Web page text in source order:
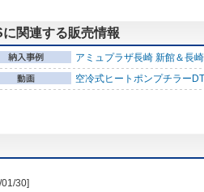
関連する販売情報
アミュプラザ長崎 新館＆長
空冷式ヒートポンプチラー
30]